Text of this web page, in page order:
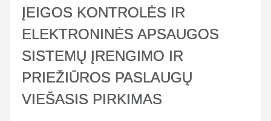
ĮEIGOS KONTROLĖS IR
ELEKTRONINĖS APSAUGOS
SISTEMŲ ĮRENGIMO IR
PRIEŽIŪROS PASLAUGŲ
VIEŠASIS PIRKIMAS